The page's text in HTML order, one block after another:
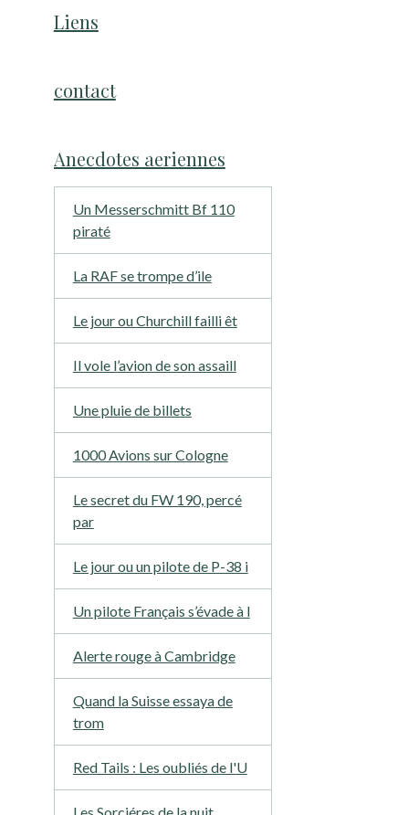
Liens
contact
Anecdotes aeriennes
Un Messerschmitt Bf 110
piraté
La RAF se trompe d’ile
Le jour ou Churchill failli êt
Il vole l’avion de son assaill
Une pluie de billets
1000 Avions sur Cologne
Le secret du FW 190, percé
par
Le jour ou un pilote de P-38 i
Un pilote Français s’évade à l
Alerte rouge à Cambridge
Quand la Suisse essaya de
trom
Red Tails : Les oubliés de l'U